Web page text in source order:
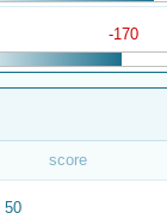
-170
score
50